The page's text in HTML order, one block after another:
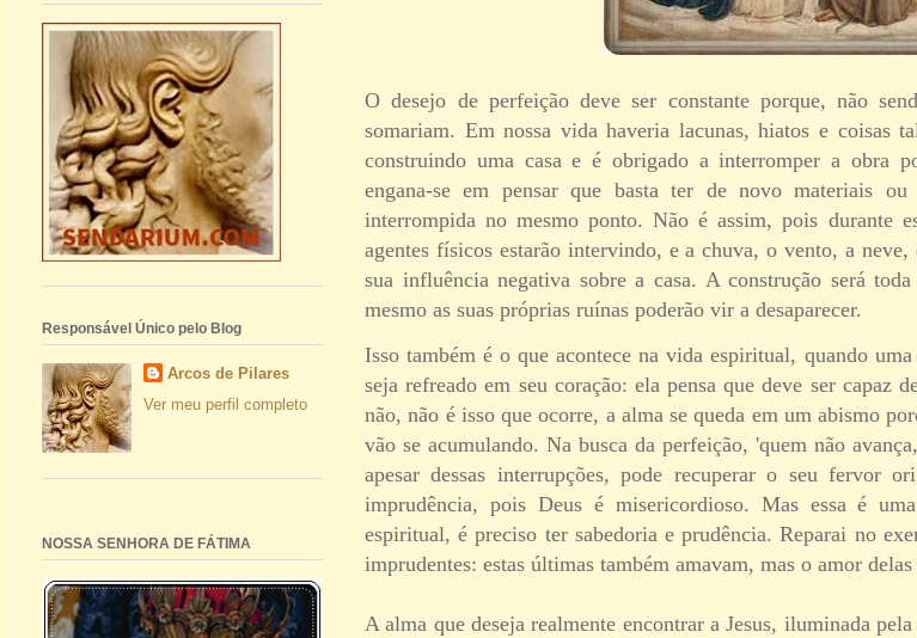
O desejo de perfeição deve ser constante porque, não
somariam. Em nossa vida haveria lacunas, hiatos e coisas
construindo uma casa e é obrigado a interromper a obra
engana-se em pensar que basta ter de novo materiais
interrompida no mesmo ponto. Não é assim, pois durante
agentes físicos estarão intervindo, e a chuva, o vento, a
sua influência negativa sobre a casa. A construção será
mesmo as suas próprias ruínas poderão vir a desaparecer.
Isso também é o que acontece na vida espiritual, quando
seja refreado em seu coração: ela pensa que deve ser capaz
não, não é isso que ocorre, a alma se queda em um abismo
vão se acumulando. Na busca da perfeição, 'quem não
apesar dessas interrupções, pode recuperar o seu fervor
imprudência, pois Deus é misericordioso. Mas essa é
espiritual, é preciso ter sabedoria e prudência. Reparai no
imprudentes: estas últimas também amavam, mas o amor
A alma que deseja realmente encontrar a Jesus, iluminada
Responsável Único pelo Blog
Arcos de Pilares
Ver meu perfil completo
NOSSA SENHORA DE FÁTIMA